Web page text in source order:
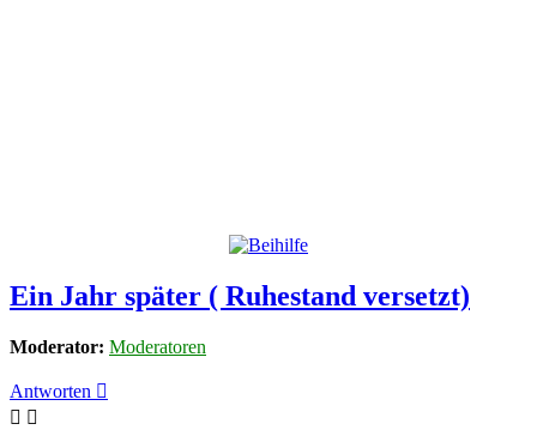
Ein Jahr später ( Ruhestand versetzt)
Moderator: Moderatoren
Antworten